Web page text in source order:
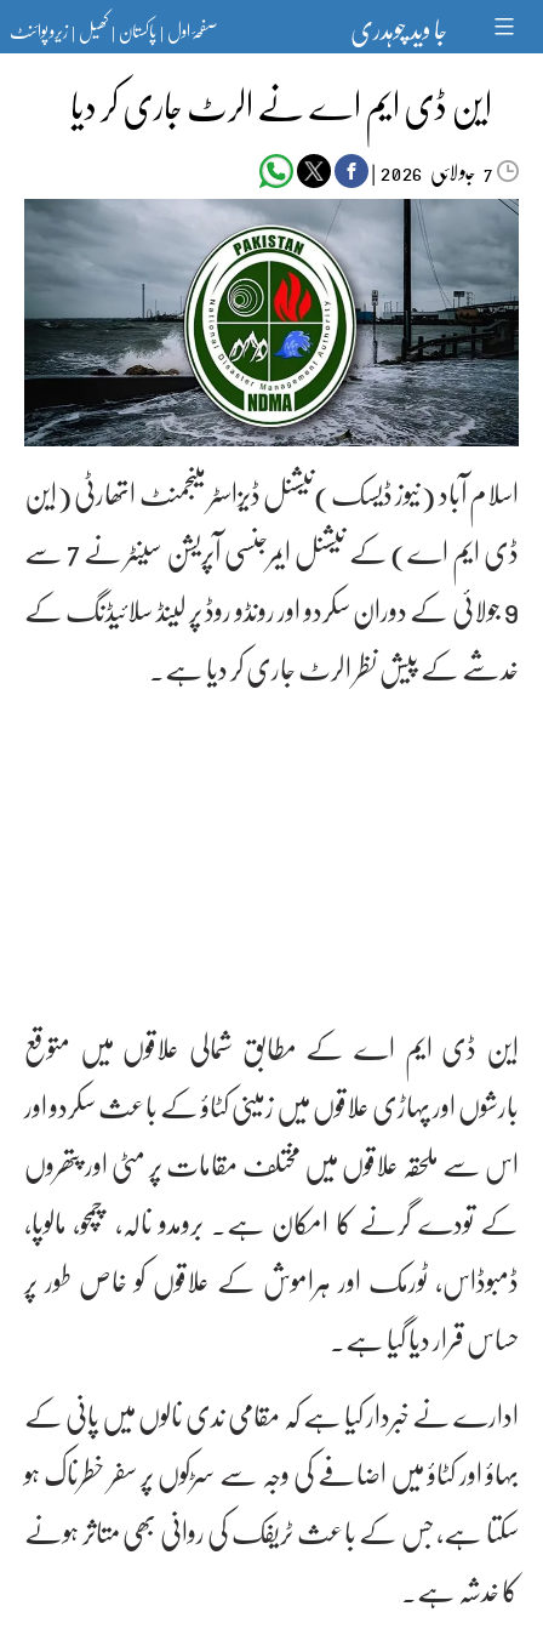
content جا وید چوہدری صفحۂ اول|پاکستان|کھیل|زیرو پوائنٹ
این ڈی ایم اے نے الرٹ جاری کر دیا
7جولائی |
اسلام آباد (نیوز ڈیسک)نیشنل ڈیزاسٹر مینجمنٹ اتھارٹی (این
ڈی ایم اے) کے نیشنل ایمرجنسی آپریشن سینٹر نے 7 سے
9 جولائی کے دوران سکردو اور رونڈو روڈ پر لینڈ سلائیڈنگ کے
خدشے کے پیش نظر الرٹ جاری کر دیا ہے۔
این ڈی ایم اے کے مطابق شمالی علاقوں میں متوقع
بارشوں اور پہاڑی علاقوں میں زمینی کٹاؤ کے باعث سکردو اور
اس سے ملحقہ علاقوں میں مختلف مقامات پر مٹی اور پتھروں
کے تودے گرنے کا امکان ہے۔ برومدو نالہ، چمچو، مالوپا،
ڈمبوڈاس، ٹورمک اور ہراموش کے علاقوں کو خاص طور پر
حساس قرار دیا گیا ہے۔
ادارے نے خبردار کیا ہے کہ مقامی ندی نالوں میں پانی کے
بہاؤ اور کٹاؤ میں اضافے کی وجہ سے سڑکوں پر سفر خطرناک ہو
سکتا ہے، جس کے باعث ٹریفک کی روانی بھی متاثر ہونے
کا خدشہ ہے۔